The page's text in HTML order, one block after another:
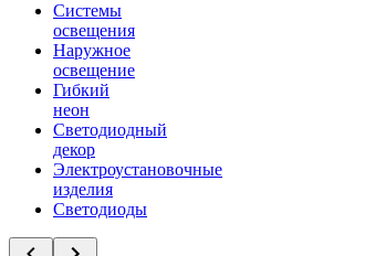
Системы
освещения
Наружное
освещение
Гибкий
неон
Светодиодный
декор
Электроустановочные
изделия
Светодиоды